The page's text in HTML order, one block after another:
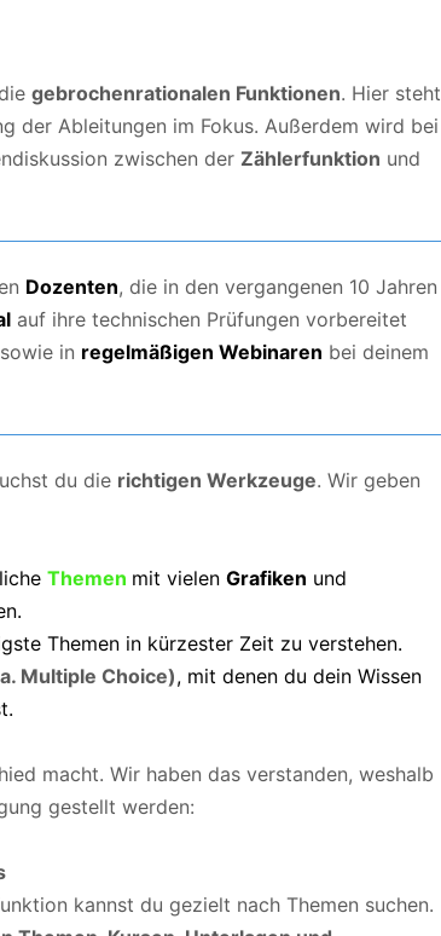
gebrochenrationalen Funktionen. Hier steht
der Ableitungen im Fokus. Außerdem wird bei
zwischen der Zählerfunktion und
Dozenten, die in den vergangenen 10 Jahren
auf ihre technischen Prüfungen vorbereitet
sowie in regelmäßigen Webinaren bei deinem
du die richtigen Werkzeuge. Wir geben
Themen mit vielen Grafiken und
Themen in kürzester Zeit zu verstehen.
Multiple Choice), mit denen du dein Wissen
macht. Wir haben das verstanden, weshalb
gestellt werden:
kannst du gezielt nach Themen suchen.